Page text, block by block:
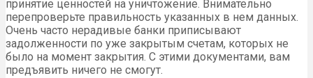
принятие ценностей на уничтожение. Внимательно
перепроверьте правильность указанных в нем данных.
Очень часто нерадивые банки приписывают
задолженности по уже закрытым счетам, которых не
было на момент закрытия. С этими документами, вам
предъявить ничего не смогут.